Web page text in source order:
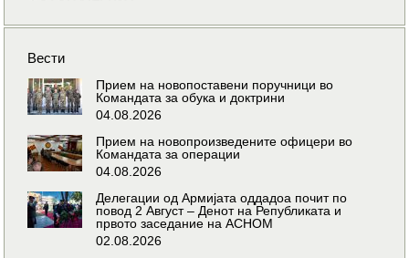
Вести
Прием на новопоставени поручници во
Командата за обука и доктрини
04.08.2026
Прием на новопроизведените офицери во
Командата за операции
04.08.2026
Делегации од Армијата оддадоа почит по
повод 2 Август – Денот на Републиката и
првото заседание на АСНОМ
02.08.2026